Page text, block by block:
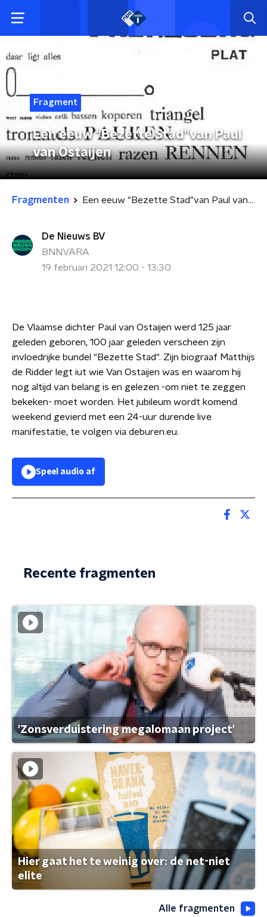
Fragment
Een eeuw "Bezette Stad"van Paul
van Ostaijen
Fragmenten Een eeuw "Bezette Stad"van Paul van Ostaijen
De Nieuws BV
BNNVARA
19 februari 2021 12:00 - 13:30
De Vlaamse dichter Paul van Ostaijen werd 125 jaar
geleden geboren, 100 jaar geleden verscheen zijn
invloedrijke bundel "Bezette Stad". Zijn biograaf Matthijs
de Ridder legt iut wie Van Ostaijen was en waarom hij
nog altijd van belang is en gelezen -om niet te zeggen
bekeken- moet worden. Het jubileum wordt komend
weekend gevierd met een 24-uur durende live
manifestatie, te volgen via deburen.eu.
Speel audio af
Recente fragmenten
'Zonsverduistering megalomaan project'
Hier gaat het te weinig over: de net-niet
elite
Alle fragmenten